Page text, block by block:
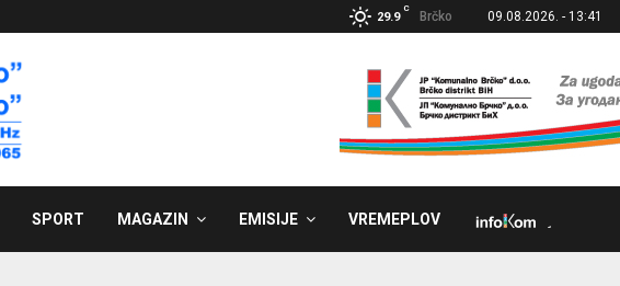
29.9
C
Brčko 09.08.2026. - 13:41
SPORT MAGAZIN EMISIJE VREMEPLOV